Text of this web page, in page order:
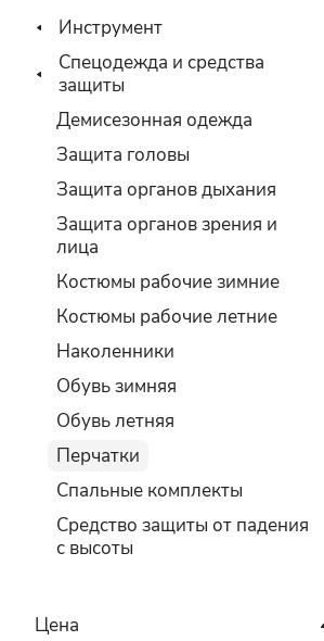
Инструмент
Спецодежда и средства
защиты
Демисезонная одежда
Защита головы
Защита органов дыхания
Защита органов зрения и
лица
Костюмы рабочие зимние
Костюмы рабочие летние
Наколенники
Обувь зимняя
Обувь летняя
Перчатки
Спальные комплекты
Средство защиты от падения
с высоты
Цена